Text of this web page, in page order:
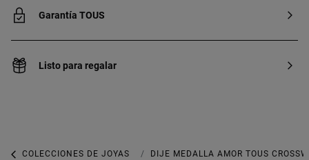
Garantía TOUS
Listo para regalar
COLECCIONES DE JOYAS COLECCIÓN CROSSWORD
DIJE MEDALLA AMOR TOUS